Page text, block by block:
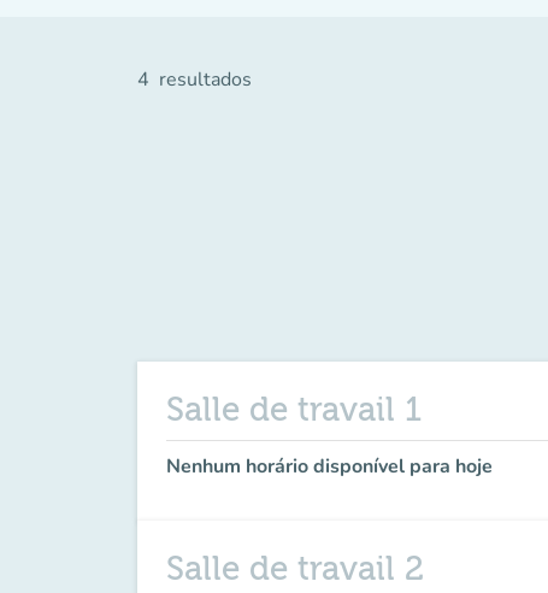
4 resultados
Salle de travail 1
Nenhum horário disponível para hoje
Salle de travail 2